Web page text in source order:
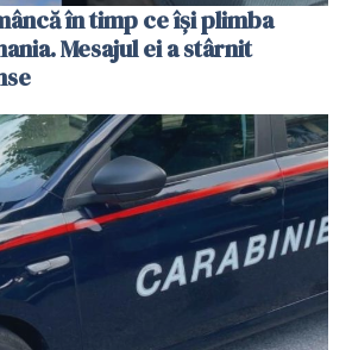
în timp ce își plimba
Mesajul ei a stârnit